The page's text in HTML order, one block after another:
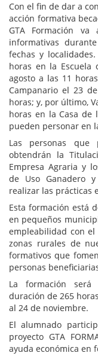
Con el fin de dar a
acción formativa
GTA Formación
informativas
fechas y
horas en la Escuela
agosto a las 11
Campanario el 23
horas; y, por último,
horas en la Casa de
pueden personar en
Las personas que
obtendrán la
Empresa Agraria y
de Uso Ganadero
realizar las prácticas
Esta formación está
en pequeños
empleabilidad con
zonas rurales de
formativos que
personas
La formación
duración de 265
al 24 de noviembre.
El alumnado
proyecto GTA
ayuda económica en